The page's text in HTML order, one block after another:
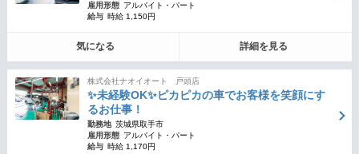
雇用形態 アルバイト・パート
給与 時給 1,150円
気になる 詳細を見る
株式会社ナオイオート 戸頭店
✨未経験OK✨ピカピカの車でお客様を笑顔にす
るお仕事！
勤務地 茨城県取手市
雇用形態 アルバイト・パート
給与 時給 1,170円